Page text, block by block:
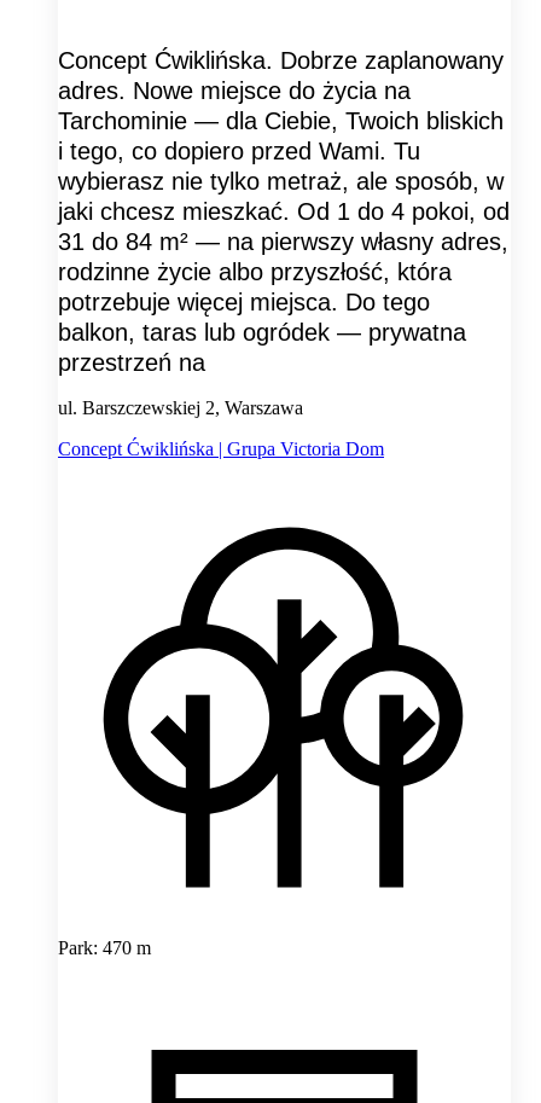
Concept Ćwiklińska. Dobrze zaplanowany
adres. Nowe miejsce do życia na
Tarchominie — dla Ciebie, Twoich bliskich
i tego, co dopiero przed Wami. Tu
wybierasz nie tylko metraż, ale sposób, w
jaki chcesz mieszkać. Od 1 do 4 pokoi, od
31 do 84 m² — na pierwszy własny adres,
rodzinne życie albo przyszłość, która
potrzebuje więcej miejsca. Do tego
balkon, taras lub ogródek — prywatna
przestrzeń na
ul. Barszczewskiej 2, Warszawa
Concept Ćwiklińska | Grupa Victoria Dom
Park: 470 m